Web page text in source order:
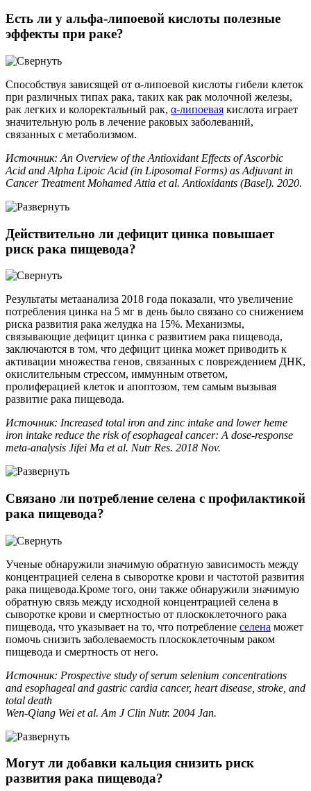
Есть ли у альфа-липоевой кислоты полезные
эффекты при раке?
Способствуя зависящей от α-липоевой кислоты гибели клеток
при различных типах рака, таких как рак молочной железы,
рак легких и колоректальный рак, α-липоевая кислота играет
значительную роль в лечение раковых заболеваний,
связанных с метаболизмом.
Источник: An Overview of the Antioxidant Effects of Ascorbic
Acid and Alpha Lipoic Acid (in Liposomal Forms) as Adjuvant in
Cancer Treatment Mohamed Attia et al. Antioxidants (Basel). 2020.
Действительно ли дефицит цинка повышает
риск рака пищевода?
Результаты метаанализа 2018 года показали, что увеличение
потребления цинка на 5 мг в день было связано со снижением
риска развития рака желудка на 15%. Механизмы,
связывающие дефицит цинка с развитием рака пищевода,
заключаются в том, что дефицит цинка может приводить к
активации множества генов, связанных с повреждением ДНК,
окислительным стрессом, иммунным ответом,
пролиферацией клеток и апоптозом, тем самым вызывая
развитие рака пищевода.
Источник: Increased total iron and zinc intake and lower heme
iron intake reduce the risk of esophageal cancer: A dose-response
meta-analysis Jifei Ma et al. Nutr Res. 2018 Nov.
Связано ли потребление селена с профилактикой
рака пищевода?
Ученые обнаружили значимую обратную зависимость между
концентрацией селена в сыворотке крови и частотой развития
рака пищевода.Кроме того, они также обнаружили значимую
обратную связь между исходной концентрацией селена в
сыворотке крови и смертностью от плоскоклеточного рака
пищевода, что указывает на то, что потребление селена может
помочь снизить заболеваемость плоскоклеточным раком
пищевода и смертность от него.
Источник: Prospective study of serum selenium concentrations
and esophageal and gastric cardia cancer, heart disease, stroke, and
total death
Wen-Qiang Wei et al. Am J Clin Nutr. 2004 Jan.
Могут ли добавки кальция снизить риск
развития рака пищевода?